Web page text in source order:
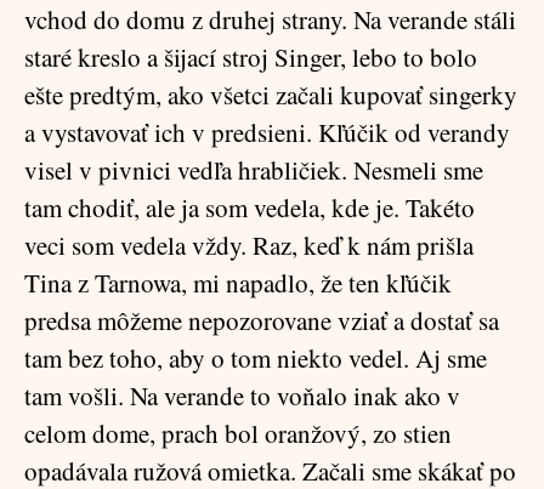
vchod do domu z druhej strany. Na verande stáli
staré kreslo a šijací stroj Singer, lebo to bolo
ešte predtým, ako všetci začali kupovať singerky
a vystavovať ich v predsieni. Kľúčik od verandy
visel v pivnici vedľa hrabličiek. Nesmeli sme
tam chodiť, ale ja som vedela, kde je. Takéto
veci som vedela vždy. Raz, keď k nám prišla
Tina z Tarnowa, mi napadlo, že ten kľúčik
predsa môžeme nepozorovane vziať a dostať sa
tam bez toho, aby o tom niekto vedel. Aj sme
tam vošli. Na verande to voňalo inak ako v
celom dome, prach bol oranžový, zo stien
opadávala ružová omietka. Začali sme skákať po